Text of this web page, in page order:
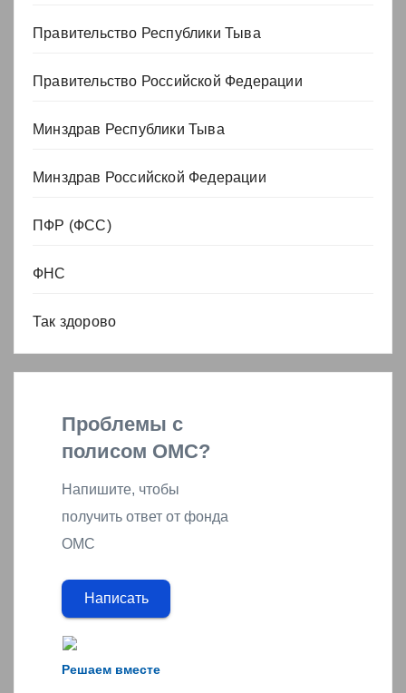
Правительство Республики Тыва
Правительство Российской Федерации
Минздрав Республики Тыва
Минздрав Российской Федерации
ПФР (ФСС)
ФНС
Так здорово
Решаем вместе
Проблемы с
полисом ОМС?
Напишите, чтобы
получить ответ от фонда
ОМС
Написать